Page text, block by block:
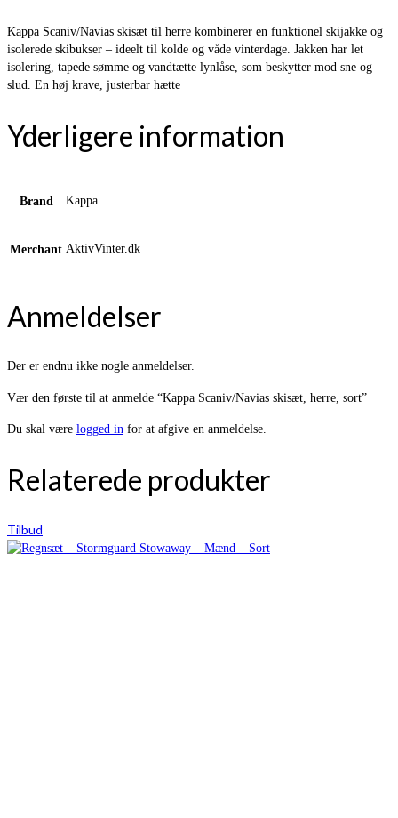
Kappa Scaniv/Navias skisæt til herre kombinerer en funktionel skijakke og
isolerede skibukser – ideelt til kolde og våde vinterdage. Jakken har let
isolering, tapede sømme og vandtætte lynlåse, som beskytter mod sne og
slud. En høj krave, justerbar hætte
Yderligere information
Brand Kappa
Merchant AktivVinter.dk
Anmeldelser
Der er endnu ikke nogle anmeldelser.
Vær den første til at anmelde “Kappa Scaniv/Navias skisæt, herre, sort”
Du skal være logged in for at afgive en anmeldelse.
Relaterede produkter
Tilbud